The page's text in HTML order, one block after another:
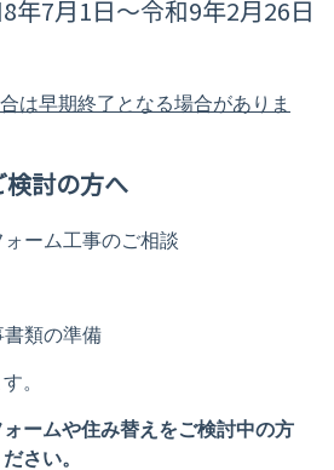
8年7月1日～令和9年2月26日
は早期終了となる場合がありま
討の方へ
ーム工事のご相談
類の準備
。
ームや住み替えをご検討中の方
さい。